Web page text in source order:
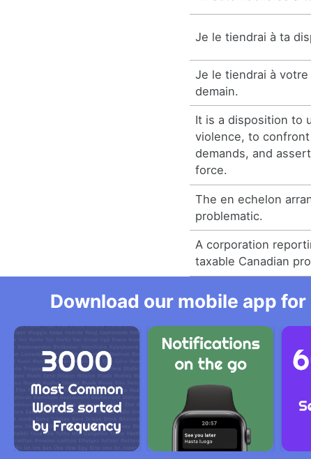
Je le tiendrai à ta
Je le tiendrai à
demain.
It is a disposition to
violence, to
demands, and
force.
The en echelon
problematic.
A corporation
taxable Canadian
Download our mobile app